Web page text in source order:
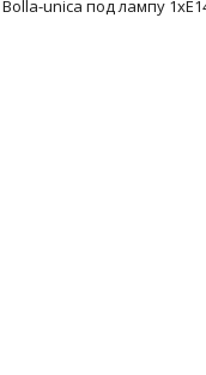
unica под лампу